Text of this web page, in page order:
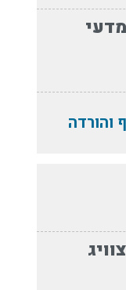
והורדה